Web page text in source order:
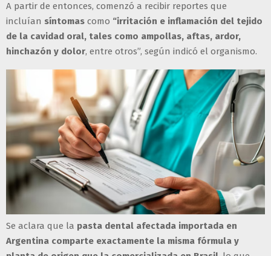
A partir de entonces, comenzó a recibir reportes que
incluían síntomas como “irritación e inflamación del tejido
de la cavidad oral, tales como ampollas, aftas, ardor,
hinchazón y dolor, entre otros”, según indicó el organismo.
Se aclara que la pasta dental afectada importada en
Argentina comparte exactamente la misma fórmula y